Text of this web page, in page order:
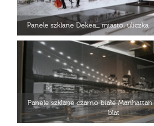
Panele szklane Dekea_ miasto, uliczka
Panele szklane czarno białe
blat